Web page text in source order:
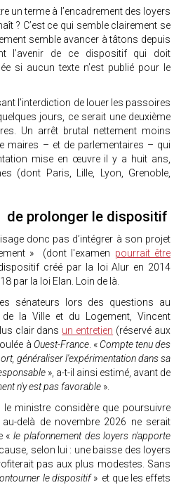
un terme à l’encadrement des loyers
? C’est ce qui semble clairement se
semble avancer à tâtons depuis
l’avenir de ce dispositif qui doit
si aucun texte n’est publié pour le
l’interdiction de louer les passoires
jours, ce serait une deuxième
Un arrêt brutal nettement moins
maires – et de parlementaires – qui
mise en œuvre il y a huit ans,
(dont Paris, Lille, Lyon, Grenoble,
de prolonger le dispositif
donc pas d’intégrer à son projet
» (dont l'examen pourrait être
créé par la loi Alur en 2014
par la loi Elan. Loin de là.
sénateurs lors des questions au
la Ville et du Logement, Vincent
clair dans un entretien (réservé aux
à Ouest-France. « Compte tenu des
généraliser l'expérimentation dans sa
», a-t-il ainsi estimé, avant de
n'y est pas favorable ».
le ministre considère que poursuivre
au-delà de novembre 2026 ne serait
«le plafonnement des loyers n'apporte
selon lui : une baisse des loyers
pas aux plus modestes. Sans
le dispositif» et que les effets